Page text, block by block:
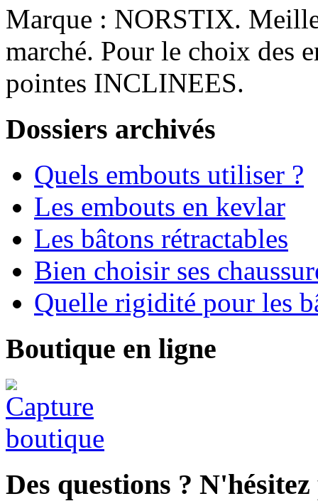
Marque : NORSTIX.
marché. Pour le choix des
pointes INCLINEES.
Dossiers archivés
Quels embouts utiliser ?
Les embouts en kevlar
Les bâtons rétractables
Bien choisir ses
Quelle rigidité pour les
Boutique en ligne
Des questions ?